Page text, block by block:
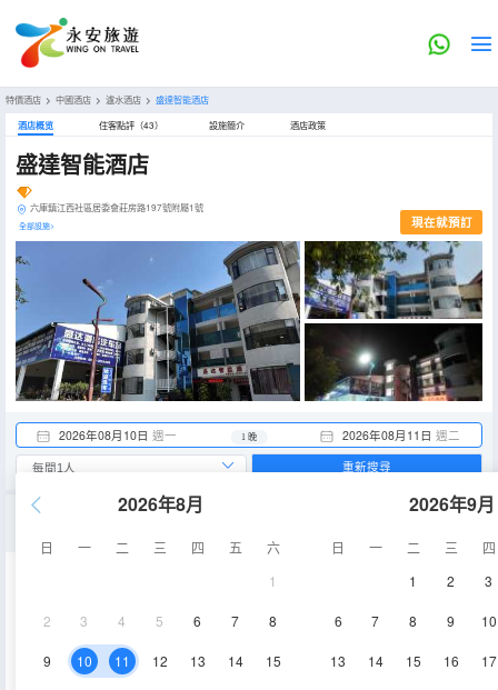
特價酒店 > 中國酒店 > 瀘水酒店 > 盛達智能酒店
酒店概览 住客點評（43） 設施簡介 酒店政策
盛達智能酒店
六庫鎮江西社區居委會莊房路197號附屬1號
全部設施> 現在就預訂
2026年08月10日 週一 2026年08月11日 週二
1 晚
2026年8月
日 一 二 三 四 五
六
1
2 3 4 5 6 7 8
9 10 11 12 13 14 15
2026年9月
日 一 二 三
四
1
2 3
6 7 8 9 10
13 14 15 16 17
重新搜尋
空調